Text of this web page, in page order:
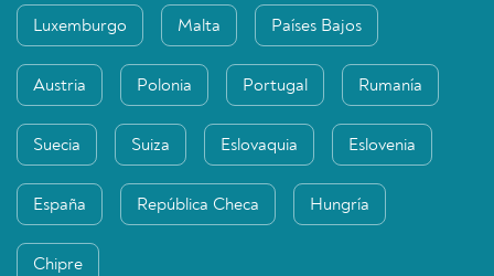
Luxemburgo Malta Países Bajos
Austria Polonia Portugal Rumanía
Suecia Suiza Eslovaquia Eslovenia
España República Checa Hungría
Chipre